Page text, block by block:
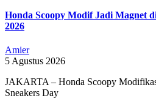
Honda Scoopy Modif Jadi Magnet
2026
Amier
5 Agustus 2026
JAKARTA – Honda Scoopy
Sneakers Day